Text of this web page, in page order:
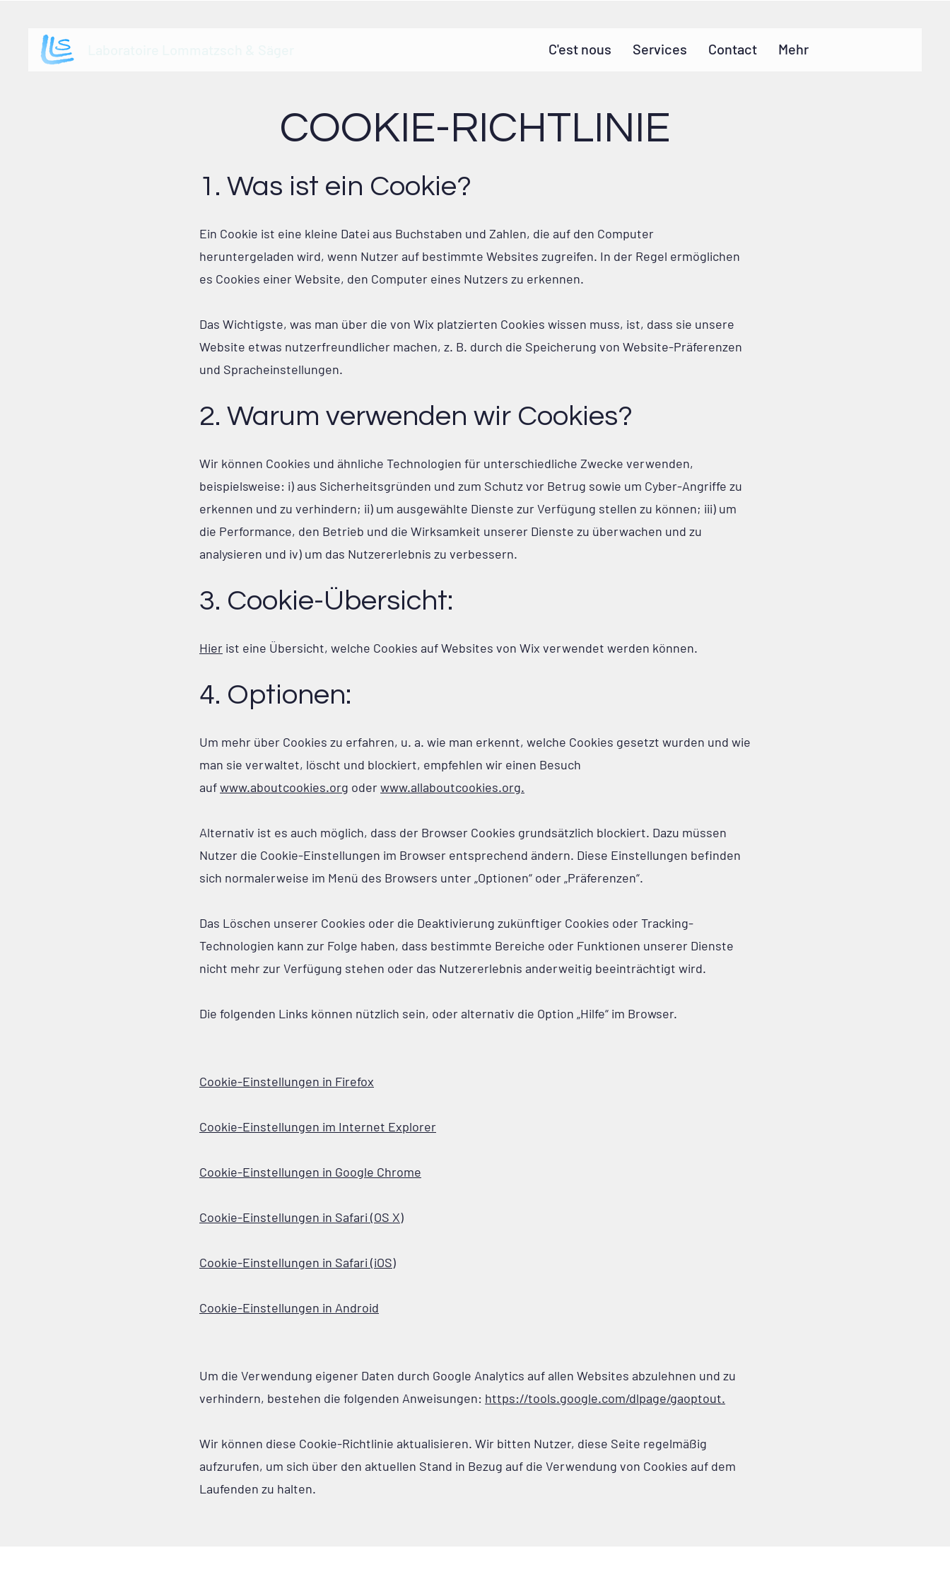
C'est nous Services Contact Mehr
COOKIE-RICHTLINIE
1. Was ist ein Cookie?
Ein Cookie ist eine kleine Datei aus Buchstaben und Zahlen, die auf den Computer
heruntergeladen wird, wenn Nutzer auf bestimmte Websites zugreifen. In der Regel ermöglichen
es Cookies einer Website, den Computer eines Nutzers zu erkennen.
Das Wichtigste, was man über die von Wix platzierten Cookies wissen muss, ist, dass sie unsere
Website etwas nutzerfreundlicher machen, z. B. durch die Speicherung von Website-Präferenzen
und Spracheinstellungen.
2. Warum verwenden wir Cookies?
Wir können Cookies und ähnliche Technologien für unterschiedliche Zwecke verwenden,
beispielsweise: i) aus Sicherheitsgründen und zum Schutz vor Betrug sowie um Cyber-Angriffe zu
erkennen und zu verhindern; ii) um ausgewählte Dienste zur Verfügung stellen zu können; iii) um
die Performance, den Betrieb und die Wirksamkeit unserer Dienste zu überwachen und zu
analysieren und iv) um das Nutzererlebnis zu verbessern.
3. Cookie-Übersicht:
Hier ist eine Übersicht, welche Cookies auf Websites von Wix verwendet werden können.
4. Optionen:
Um mehr über Cookies zu erfahren, u. a. wie man erkennt, welche Cookies gesetzt wurden und wie
man sie verwaltet, löscht und blockiert, empfehlen wir einen Besuch
aufwww.aboutcookies.org oderwww.allaboutcookies.org.
Alternativ ist es auch möglich, dass der Browser Cookies grundsätzlich blockiert. Dazu müssen
Nutzer die Cookie-Einstellungen im Browser entsprechend ändern. Diese Einstellungen befinden
sich normalerweise im Menü des Browsers unter „Optionen“ oder „Präferenzen“.
Das Löschen unserer Cookies oder die Deaktivierung zukünftiger Cookies oder Tracking-
Technologien kann zur Folge haben, dass bestimmte Bereiche oder Funktionen unserer Dienste
nicht mehr zur Verfügung stehen oder das Nutzererlebnis anderweitig beeinträchtigt wird.
Die folgenden Links können nützlich sein, oder alternativ die Option „Hilfe“ im Browser.
Cookie-Einstellungen in Firefox
Cookie-Einstellungen im Internet Explorer
Cookie-Einstellungen in Google Chrome
Cookie-Einstellungen in Safari (OS X)
Cookie-Einstellungen in Safari (iOS)
Cookie-Einstellungen in Android
Um die Verwendung eigener Daten durch Google Analytics auf allen Websites abzulehnen und zu
verhindern, bestehen die folgenden Anweisungen: https://tools.google.com/dlpage/gaoptout.
Wir können diese Cookie-Richtlinie aktualisieren. Wir bitten Nutzer, diese Seite regelmäßig
aufzurufen, um sich über den aktuellen Stand in Bezug auf die Verwendung von Cookies auf dem
Laufenden zu halten.